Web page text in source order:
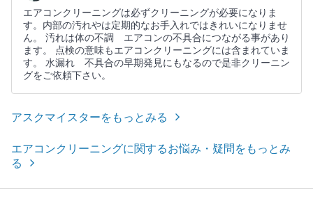
エアコンクリーニングは必ずクリーニングが必要になりま
す。内部の汚れやは定期的なお手入れではきれいになりませ
ん。 汚れは体の不調 エアコンの不具合につながる事があり
ます。 点検の意味もエアコンクリーニングには含まれていま
す。 水漏れ 不具合の早期発見にもなるので是非クリーニン
グをご依頼下さい。
アスクマイスターをもっとみる
エアコンクリーニングに関するお悩み・疑問をもっとみ
る